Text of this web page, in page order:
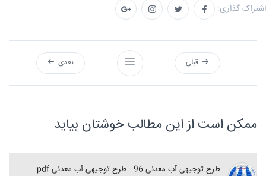
اشتراک گذاری:
قبلی بعدی
ممکن است از این مطالب خوشتان بیاید
طرح توجیهی آب معدنی 96 - طرح توجیهی آب معدنی pdf